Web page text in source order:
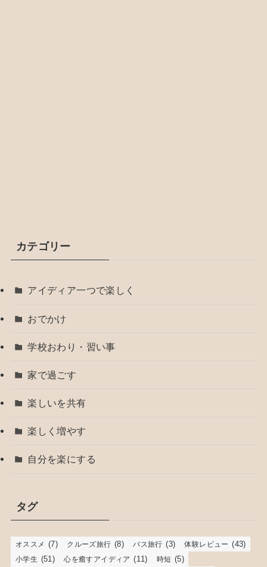
カテゴリー
アイディア一つで楽しく
おでかけ
学校おわり・習い事
家で過ごす
楽しいを共有
楽しく増やす
自分を楽にする
タグ
オススメ (7) クルーズ旅行 (8) バス旅行 (3) 体験レビュー (43)
小学生 (51) 心を癒すアイディア (11) 時短 (5)